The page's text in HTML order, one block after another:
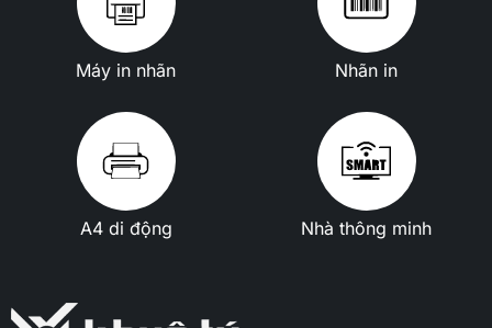
Máy in nhãn Nhãn in
A4 di động Nhà thông minh